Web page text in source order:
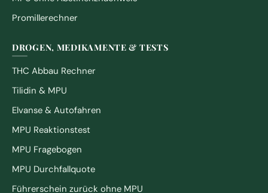
Promillerechner
DROGEN, MEDIKAMENTE & TESTS
THC Abbau Rechner
Tilidin & MPU
Elvanse & Autofahren
MPU Reaktionstest
MPU Fragebogen
MPU Durchfallquote
Führerschein zurück ohne MPU